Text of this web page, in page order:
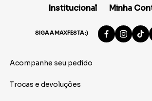
Institucional Minha
SIGA A MAXFESTA :)
Acompanhe seu pedido
Trocas e devoluções